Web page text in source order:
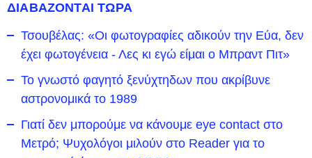
ΔΙΑΒΑΖΟΝΤΑΙ ΤΩΡΑ
Τσουβέλας: «Οι φωτογραφίες αδικούν την Εύα, δεν
έχει φωτογένεια - Λες κι εγώ είμαι ο Μπραντ Πιτ»
Το γνωστό φαγητό ξενύχτηδων που ακρίβυνε
αστρονομικά το 1989
Γιατί δεν μπορούμε να κάνουμε eye contact στο
Μετρό; Ψυχολόγοι μιλούν στο Reader για το